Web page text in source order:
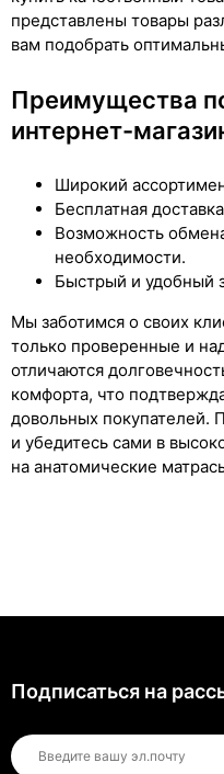
представлены товары
вам подобрать
Преимущества
интернет-
Широкий
Бесплатная
Возможность
необходимости.
Быстрый и удобный
Мы заботимся о своих
только проверенные и
отличаются
комфорта, что
довольных покупателей.
и убедитесь сами в
на анатомические
Подписаться на